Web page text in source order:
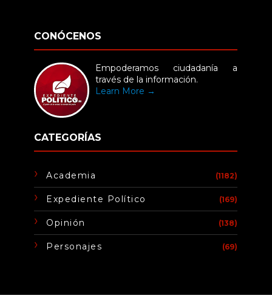
CONÓCENOS
Empoderamos ciudadanía a
través de la información.
Learn More →
CATEGORÍAS
Academia (1182)
Expediente Político (169)
Opinión (138)
Personajes (69)